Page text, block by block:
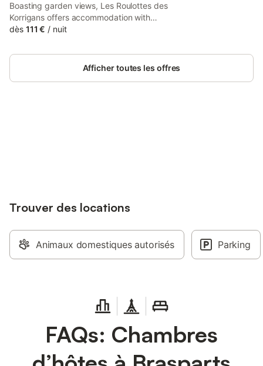
Boasting garden views, Les Roulottes des
Korrigans offers accommodation with
balcony, around 44 km from Breton
restaurant, plus free private parking and
free WiFi are available.
dès 111 € / nuit
Afficher toutes les offres
Trouver des locations
Animaux domestiques autorisés Parking
FAQs: Chambres